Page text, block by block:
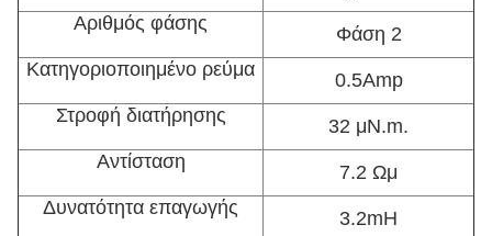
Αριθμός φάσης
Φάση 2
Κατηγοριοποιημένο ρεύμα
0.5Amp
Στροφή διατήρησης
32 μN.m.
Αντίσταση
7.2 Ωμ
Δυνατότητα επαγωγής
3.2mH